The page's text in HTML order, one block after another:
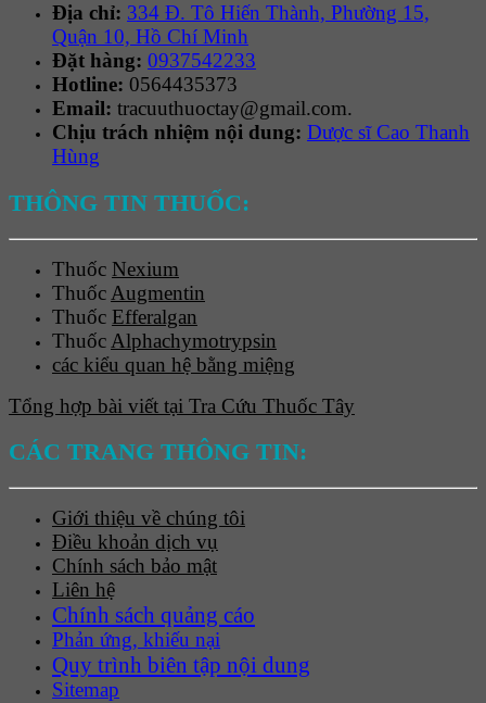
Địa chỉ: 334 Đ. Tô Hiến Thành, Phường 15,
Quận 10, Hồ Chí Minh
Đặt hàng: 0937542233
Hotline: 0564435373
Email: tracuuthuoctay@gmail.com.
Chịu trách nhiệm nội dung: Dược sĩ Cao Thanh
Hùng
THÔNG TIN THUỐC:
Thuốc Nexium
Thuốc Augmentin
Thuốc Efferalgan
Thuốc Alphachymotrypsin
các kiểu quan hệ bằng miệng
Tổng hợp bài viết tại Tra Cứu Thuốc Tây
CÁC TRANG THÔNG TIN:
Giới thiệu về chúng tôi
Điều khoản dịch vụ
Chính sách bảo mật
Liên hệ
Chính sách quảng cáo
Phản ứng, khiếu nại
Quy trình biên tập nội dung
Sitemap